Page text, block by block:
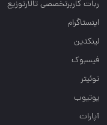
ربات کاربرتخصصی تالارتوزیع
اینستاگرام
لینکدین
فیسبوک
توئیتر
یوتیوب
آپارات